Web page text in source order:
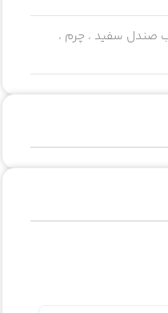
صندل سفید ، چرم ،